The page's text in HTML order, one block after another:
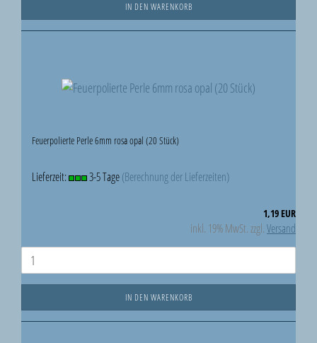
IN DEN WARENKORB
Feuerpolierte Perle 6mm rosa opal (20 Stück)
Lieferzeit: 3-5 Tage(Berechnung der Lieferzeiten)
1,19 EUR
inkl. 19% MwSt. zzgl.Versand
IN DEN WARENKORB